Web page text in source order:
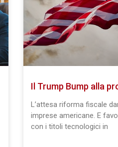
Il Trump Bump alla
L’attesa riforma fiscale
imprese americane. E
con i titoli tecnologici in